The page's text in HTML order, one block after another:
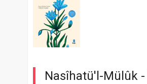
Nasîhatü'l-Mülûk -